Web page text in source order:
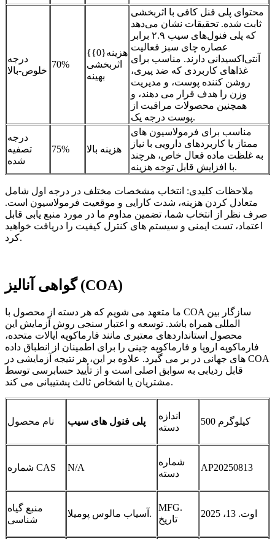
درجه
خلوص-بالا
70%
هزینه{0}}
اثربخشی
بهینه
محتوای پلی فنل کافی با اثربخشی
ثابت شده. تحقیقات نشان می‌دهد
که پلی فنول‌های سیب ۲.۹ برابر
عصاره چای سبز فعالیت
آنتی‌اکسیدانی دارند. مناسب برای
غذاهای کاربردی که ضد پیری،
روشن کننده پوست، و مدیریت
وزن را هدف قرار می دهند، و
همچنین محصولات مراقبت از
پوست درجه یک.
درجه
تصفیه
شده
75% هزینه بالا
مناسب برای فرمولاسیون های
ممتاز یا کاربردهای دارویی با نیاز
به غلظت ماده فعال خاص، هرچند
با افزایش قابل توجه هزینه.
ملاحظات کلیدی: انتخاب مشخصات مختلف در درجه اول شامل
متعادل کردن هزینه، شدت کارایی و موقعیت فرمولاسیون است.
صرف نظر از انتخاب شما، تضمین مداوم ما در مورد منبع یابی قابل
اعتماد، تست ایمنی و سیستم های کنترل کیفیت را دریافت خواهید
کرد.
گواهی آنالیز (COA)
ما متعهد می شویم که هر دسته از محصول با COA سازگار بین
المللی همراه باشد. توسعه و اعتبار سنجی روش آزمایش این
محصول استانداردهای معتبری مانند فارماکوپه ایالات متحده،
فارماکوپه اروپا و فارماکوپه چینی را برای اطمینان از انطباق داده
های جهانی در بر می گیرد. علاوه بر این، هر نتیجه آزمایشی در COA
قابل ردیابی به سوابق اصلی است و از تأیید حسابرسی توسط
مشتریان یا اشخاص ثالث پشتیبانی می کند.
نام محصول پلی فنول های سیب
اندازه
دسته
500 کیلوگرم
شماره CAS N/A
شماره
دسته
AP20250813
منبع گیاه
شناسی
آسیاب مالوس پومیلا.
MFG.
تاریخ
اوت. 13، 2025